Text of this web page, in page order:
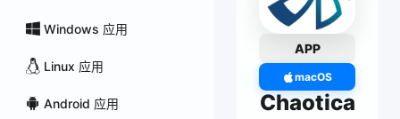
Windows 应用
Linux 应用
Android 应用
APP
macOS
Chaotica